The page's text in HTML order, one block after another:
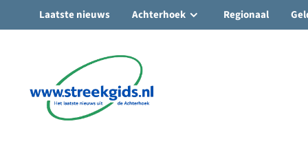
Ga
inhoud
Laatste nieuws Achterhoek Regionaal